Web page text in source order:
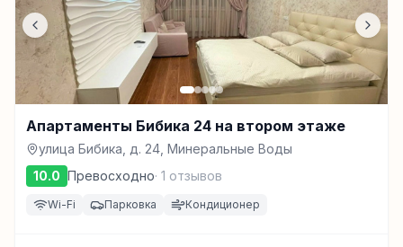
Апартаменты Бибика 24 на втором этаже
улица Бибика, д. 24, Минеральные Воды
10.0 Превосходно· 1 отзывов
Wi-Fi Парковка Кондиционер